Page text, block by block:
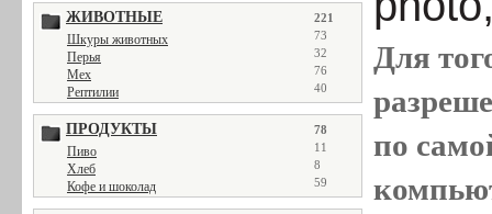
ЖИВОТНЫЕ 221
Шкуры животных 73
Перья 32
Мех 76
Рептилии 40
ПРОДУКТЫ 78
Пиво 11
Хлеб 8
Кофе и шоколад 59
Для
по